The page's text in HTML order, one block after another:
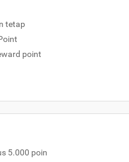
tetap
point
5.000 poin